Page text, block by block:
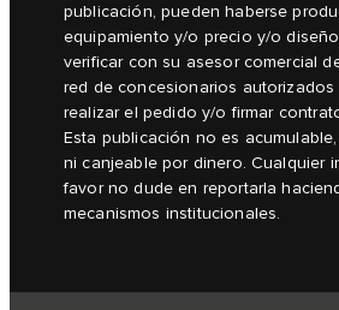
publicación, pueden haberse
equipamiento y/o precio y/o
verificar con su asesor comercial
red de concesionarios
realizar el pedido y/o firmar
Esta publicación no es
ni canjeable por dinero. Cualquier
favor no dude en reportarla
mecanismos institucionales.